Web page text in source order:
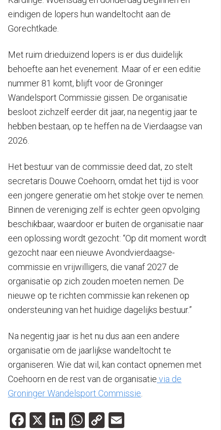
eindigen de lopers hun wandeltocht aan de
Gorechtkade.
Met ruim drieduizend lopers is er dus duidelijk
behoefte aan het evenement. Maar of er een editie
nummer 81 komt, blijft voor de Groninger
Wandelsport Commissie gissen. De organisatie
besloot zichzelf eerder dit jaar, na negentig jaar te
hebben bestaan, op te heffen na de Vierdaagse van
2026.
Het bestuur van de commissie deed dat, zo stelt
secretaris Douwe Coehoorn, omdat het tijd is voor
een jongere generatie om het stokje over te nemen.
Binnen de vereniging zelf is echter geen opvolging
beschikbaar, waardoor er buiten de organisatie naar
een oplossing wordt gezocht: “Op dit moment wordt
gezocht naar een nieuwe Avondvierdaagse-
commissie en vrijwilligers, die vanaf 2027 de
organisatie op zich zouden moeten nemen. De
nieuwe op te richten commissie kan rekenen op
ondersteuning van het huidige dagelijks bestuur.”
Na negentig jaar is het nu dus aan een andere
organisatie om de jaarlijkse wandeltocht te
organiseren. Wie dat wil, kan contact opnemen met
Coehoorn en de rest van de organisatie via de
Groninger Wandelsport Commissie
Facebook
X LinkedIn
WhatsApp
Copy